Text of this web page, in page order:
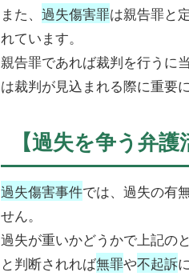
また、 過失傷害罪は親告罪と
れています。
親告罪であれば裁判を行うに
は裁判が見込まれる際に重要
【過失を争う弁護
過失傷害事件では、過失の有
せん。
過失が重いかどうかで上記の
と判断されれば無罪や不起訴